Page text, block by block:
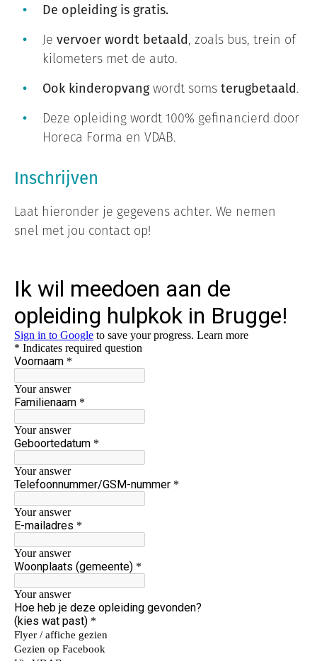
De opleiding is gratis.
Je vervoer wordt betaald, zoals bus, trein of
kilometers met de auto.
Ook kinderopvangwordt soms terugbetaald.
Deze opleiding wordt 100% gefinancierd door
Horeca Forma en VDAB.
Inschrijven
Laat hieronder je gegevens achter. We nemen
snel met jou contact op!